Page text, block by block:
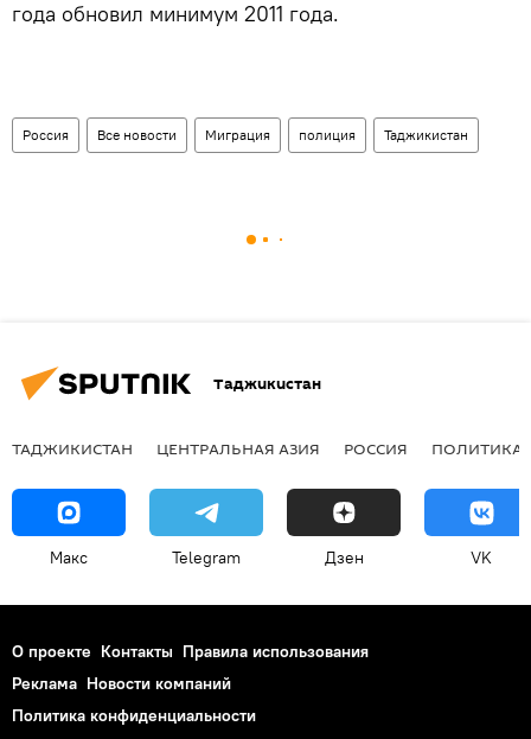
года обновил минимум 2011 года.
Россия Все новости Миграция полиция Таджикистан
Таджикистан
ТАДЖИКИСТАН ЦЕНТРАЛЬНАЯ АЗИЯ РОССИЯ ПОЛИТИКА
Макс Telegram Дзен VK
О проекте Контакты Правила использования
Реклама Новости компаний
Политика конфиденциальности